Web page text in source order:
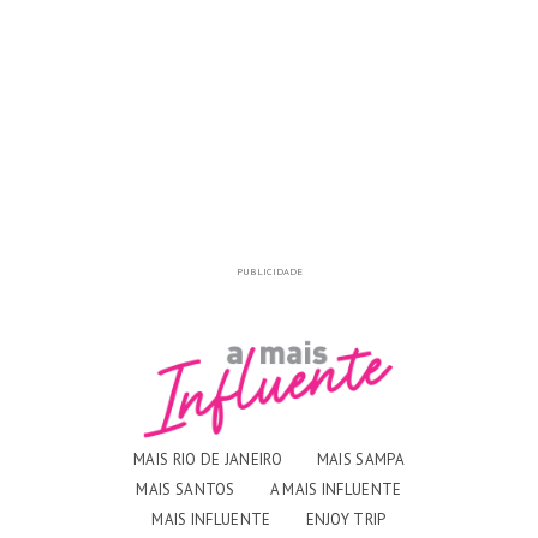
PUBLICIDADE
MAIS RIO DE JANEIRO
MAIS SAMPA
MAIS SANTOS
A MAIS INFLUENTE
MAIS INFLUENTE
ENJOY TRIP